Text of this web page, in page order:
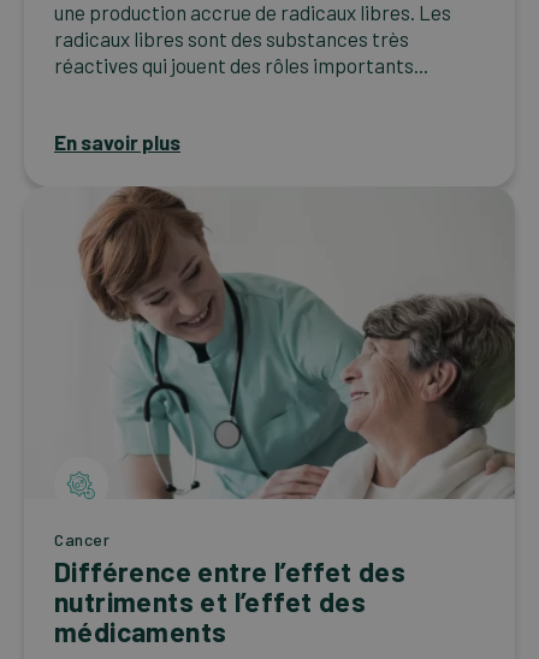
une production accrue de radicaux libres. Les
radicaux libres sont des substances très
réactives qui jouent des rôles importants...
En savoir plus
Cancer
Différence entre l’effet des
nutriments et l’effet des
médicaments